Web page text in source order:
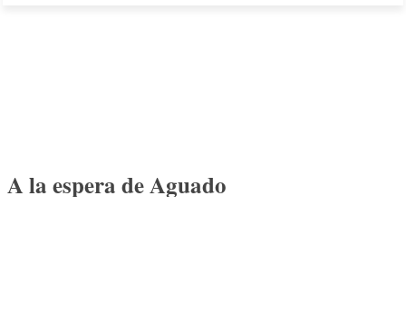
A la espera de Aguado